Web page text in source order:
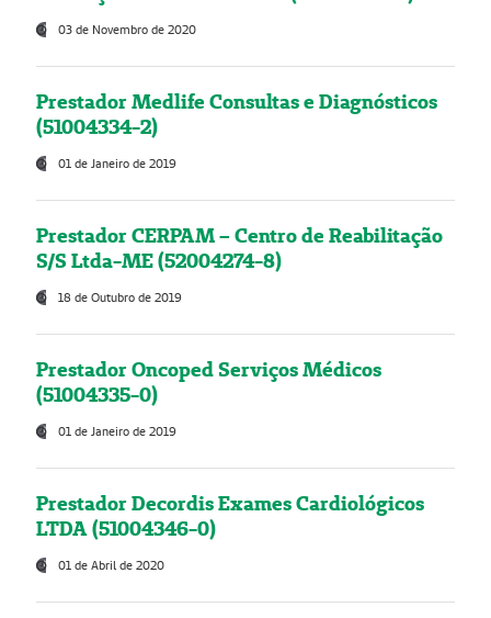
03 de Novembro de 2020
Prestador Medlife Consultas e Diagnósticos
(51004334-2)
01 de Janeiro de 2019
Prestador CERPAM – Centro de Reabilitação
S/S Ltda-ME (52004274-8)
18 de Outubro de 2019
Prestador Oncoped Serviços Médicos
(51004335-0)
01 de Janeiro de 2019
Prestador Decordis Exames Cardiológicos
LTDA (51004346-0)
01 de Abril de 2020